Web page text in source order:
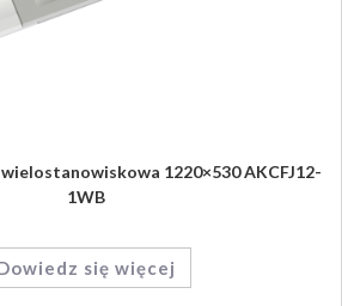
1220×530 AKCFJ12-
1WB
się więcej